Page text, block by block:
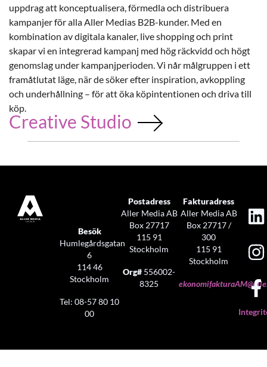
uppdrag att konceptualisera, förmedla och distribuera
kampanjer för alla Aller Medias B2B-kunder. Med en
kombination av digitala kanaler, live shopping och print
skapar vi en integrerad kampanj med hög räckvidd och högt
genomslag under kampanjperioden. Vi når målgruppen i ett
framåtlutat läge, när de söker efter inspiration, avkoppling
och underhållning – för att öka köpintentionen och driva till
köp.
Creative Studio
Besök
Humlegårdsgatan
6
114 46
Stockholm
Tel: 08-57 80 10
00
Postadress
Aller Media AB
Box 27717
115 91
Stockholm
Org# 556002-
8325
Fakturadress
Aller Media AB
Box 27717 /
300
115 91
Stockholm